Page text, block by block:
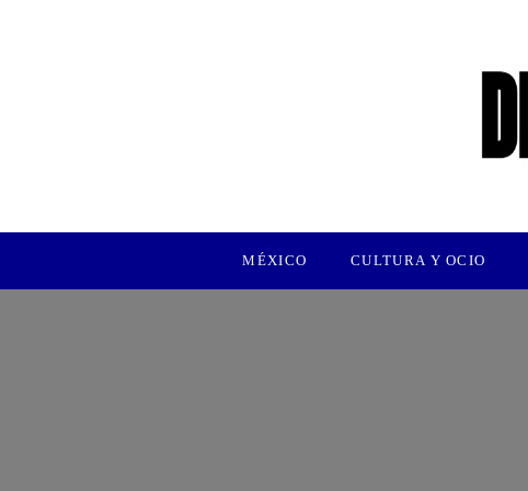
MÉXICO CULTURA Y OCIO